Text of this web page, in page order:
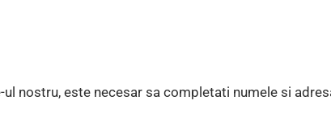
nostru, este necesar sa completati numele si